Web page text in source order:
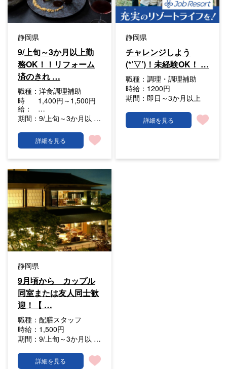
静岡県
9/上旬～3か月以上勤
務OK！！リフォーム
済のきれ …
職種： 洋食調理補助
時
給：
1,400円～1,500円
…
期間： 9/上旬～3か月以 …
詳細を見る
静岡県
チャレンジしよう
(*’▽’)！未経験OK！ …
職種：調理・調理補助
時給： 1200円
期間：即日～3か月以上
詳細を見る
静岡県
9月頃から カップル
同室または友人同士歓
迎！【 …
職種： 配膳スタッフ
時給： 1,500円
期間： 9/上旬～3か月以 …
詳細を見る